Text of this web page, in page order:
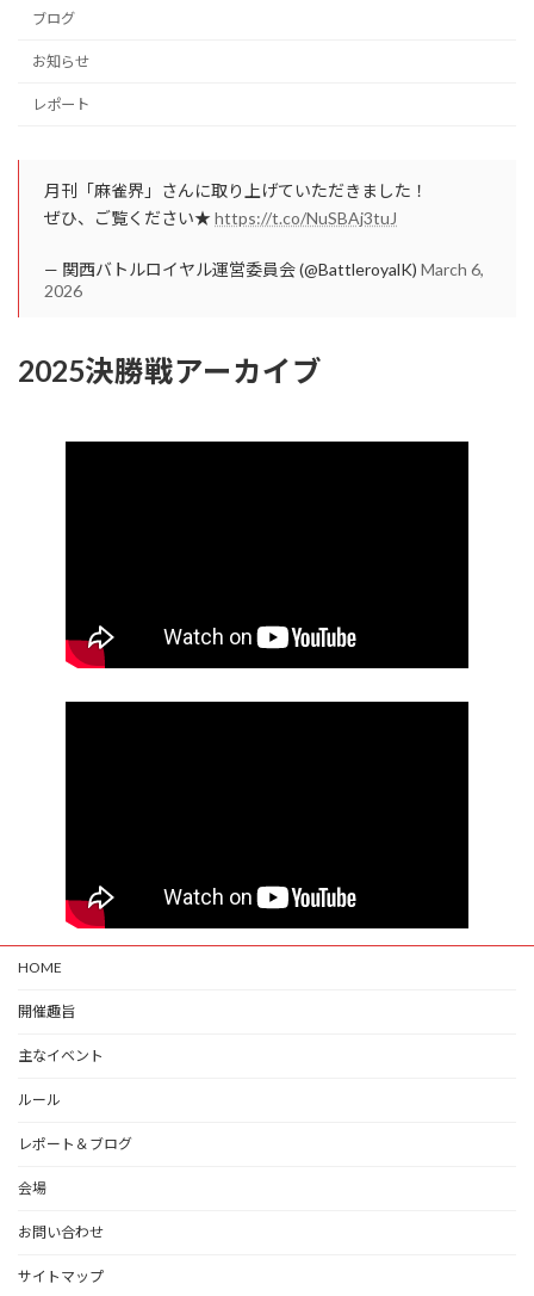
ブログ
お知らせ
レポート
月刊「麻雀界」さんに取り上げていただきました！
ぜひ、ご覧ください★ https://t.co/NuSBAj3tuJ
— 関西バトルロイヤル運営委員会 (@BattleroyalK) March 6,
2026
2025決勝戦アーカイブ
HOME
開催趣旨
主なイベント
ルール
レポート＆ブログ
会場
お問い合わせ
サイトマップ